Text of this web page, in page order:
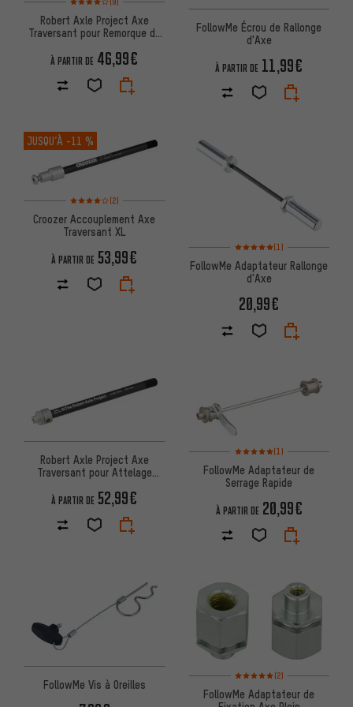
Robert Axle Project Axe
Traversant pour Remorque de
À PARTIR DE 46,99€
FollowMe Écrou de Rallonge
d'Axe
À PARTIR DE 11,99€
JUSQU’À -11 %
Note moyenne : 4 sur 5 d'après 2 avis
(2)
Croozer Accouplement Axe
Traversant XL
À PARTIR DE 53,99€
Note moyenne : 5 sur 5
(1)
FollowMe Adaptateur Rallonge
d'Axe
20,99€
Robert Axle Project Axe
Traversant pour Attelage
À PARTIR DE 52,99€
Note moyenne : 5 sur 5
(1)
FollowMe Adaptateur de
Serrage Rapide
À PARTIR DE 20,99€
FollowMe Vis à Oreilles
Note moyenne : 5 sur 5
(2)
FollowMe Adaptateur de